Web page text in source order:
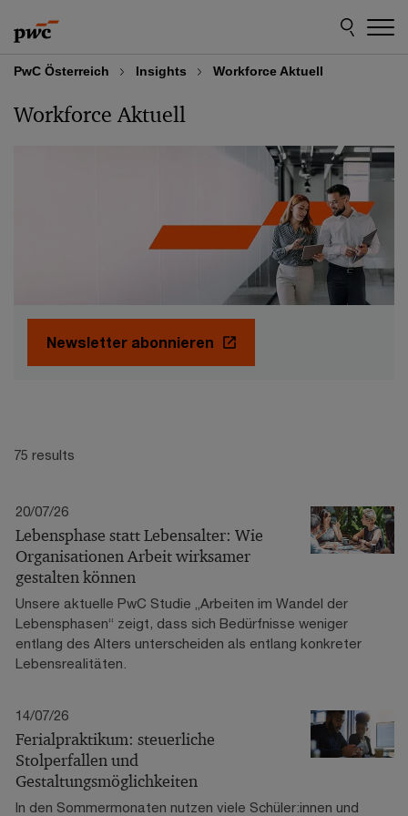
to
content
to
footer
PwC Österreich Insights Workforce Aktuell
Workforce Aktuell
Newsletter abonnieren
75 results
20/07/26
Lebensphase statt Lebensalter: Wie
Organisationen Arbeit wirksamer
gestalten können
Unsere aktuelle PwC Studie „Arbeiten im Wandel der
Lebensphasen“ zeigt, dass sich Bedürfnisse weniger
entlang des Alters unterscheiden als entlang konkreter
Lebensrealitäten.
14/07/26
Ferialpraktikum: steuerliche
Stolperfallen und
Gestaltungsmöglichkeiten
In den Sommermonaten nutzen viele Schüler:innen und